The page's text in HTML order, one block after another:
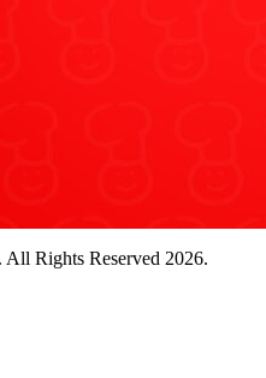
Rights Reserved 2026.